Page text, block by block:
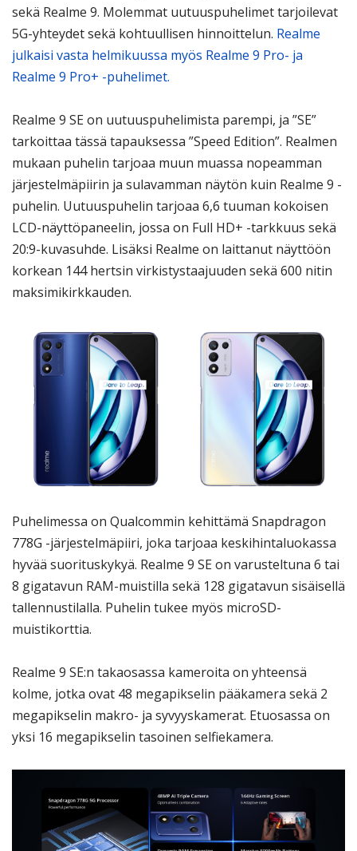
sekä Realme 9. Molemmat uutuuspuhelimet tarjoilevat
5G-yhteydet sekä kohtuullisen hinnoittelun. Realme
julkaisi vasta helmikuussa myös Realme 9 Pro- ja
Realme 9 Pro+ -puhelimet.
Realme 9 SE on uutuuspuhelimista parempi, ja ”SE”
tarkoittaa tässä tapauksessa ”Speed Edition”. Realmen
mukaan puhelin tarjoaa muun muassa nopeamman
järjestelmäpiirin ja sulavamman näytön kuin Realme 9 -
puhelin. Uutuuspuhelin tarjoaa 6,6 tuuman kokoisen
LCD-näyttöpaneelin, jossa on Full HD+ -tarkkuus sekä
20:9-kuvasuhde. Lisäksi Realme on laittanut näyttöön
korkean 144 hertsin virkistystaajuuden sekä 600 nitin
maksimikirkkauden.
Puhelimessa on Qualcommin kehittämä Snapdragon
778G -järjestelmäpiiri, joka tarjoaa keskihintaluokassa
hyvää suorituskykyä. Realme 9 SE on varusteltuna 6 tai
8 gigatavun RAM-muistilla sekä 128 gigatavun sisäisellä
tallennustilalla. Puhelin tukee myös microSD-
muistikorttia.
Realme 9 SE:n takaosassa kameroita on yhteensä
kolme, jotka ovat 48 megapikselin pääkamera sekä 2
megapikselin makro- ja syvyyskamerat. Etuosassa on
yksi 16 megapikselin tasoinen selfiekamera.